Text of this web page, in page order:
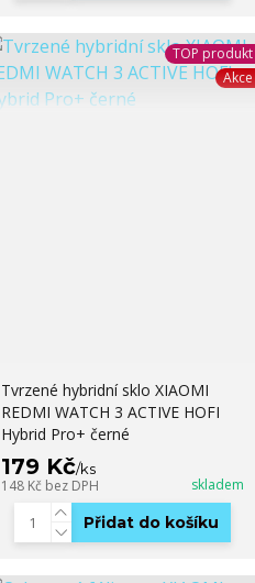
TOP produkt
Akce
Tvrzené hybridní sklo XIAOMI
REDMI WATCH 3 ACTIVE HOFI
Hybrid Pro+ černé
179 Kč/ks
148 Kč bez DPH skladem
Přidat do košíku